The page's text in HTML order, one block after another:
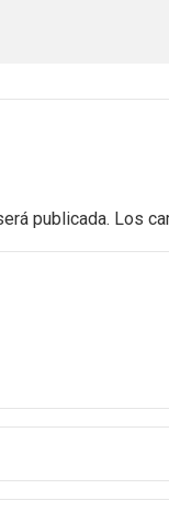
publicada. Los